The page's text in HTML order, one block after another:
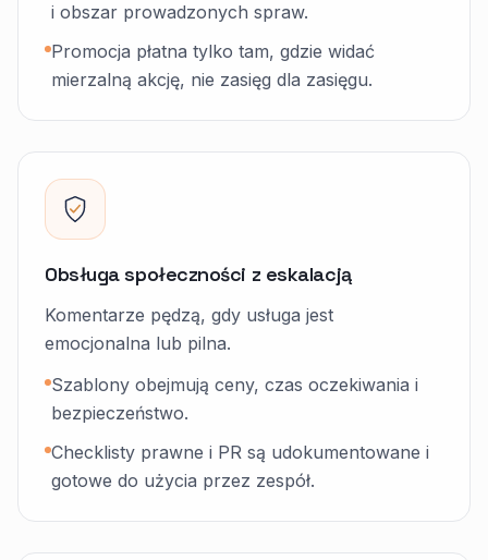
i obszar prowadzonych spraw.
Promocja płatna tylko tam, gdzie widać
mierzalną akcję, nie zasięg dla zasięgu.
Obsługa społeczności z eskalacją
Komentarze pędzą, gdy usługa jest
emocjonalna lub pilna.
Szablony obejmują ceny, czas oczekiwania i
bezpieczeństwo.
Checklisty prawne i PR są udokumentowane i
gotowe do użycia przez zespół.